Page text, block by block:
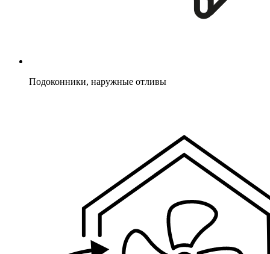
Подоконники, наружные отливы